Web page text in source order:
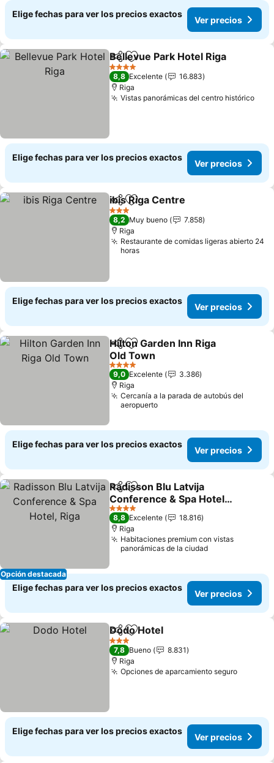
Elige fechas para ver los precios exactos
Ver precios
CompartirAgregar a favoritos
Bellevue Park Hotel Riga
4 Estrellas
8,8 Excelente
16.883
Riga
Vistas panorámicas del centro históricoVer
Elige fechas para ver los precios exactos
Ver precios
CompartirAgregar a favoritos
ibis Riga Centre
3 Estrellas
8,2 Muy bueno
7.858
Riga
Restaurante de comidas ligeras abierto 24
horas
Elige fechas para ver los precios exactos
Ver precios
CompartirAgregar a favoritos
Hilton Garden Inn Riga
Old Town
Ver precios
4 Estrellas
9,0 Excelente
3.386
Riga
Cercanía a la parada de autobús del
aeropuerto
Elige fechas para ver los precios exactos
Ver precios
Opción destacada
CompartirAgregar a favoritos
Radisson Blu Latvija
Conference & Spa Hotel,
Riga
Ver precios
4 Estrellas
8,8 Excelente
18.816
Riga
Habitaciones premium con vistas
panorámicas de la ciudad
Elige fechas para ver los precios exactos
Ver precios
CompartirAgregar a favoritos
Dodo Hotel
3 Estrellas
7,8 Bueno
8.831
Riga
Opciones de aparcamiento seguroVer
Elige fechas para ver los precios exactos
Ver precios